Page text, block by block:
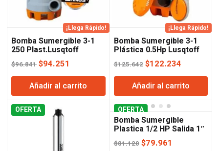
¡Llega Rápido!
Bomba Sumergible 3-1
250 Plast.Lusqtoff
$96.841 El
precio
original
era:
$96.841.
$94.251
precio
actual
es:
Añadir al carrito
¡Llega Rápido!
Bomba Sumergible 3-1
Plástica 0.5Hp Lusqtoff
$125.642 El
precio
original
era:
$125.642.
$122.234El
precio
actual
es:
Añadir al carrito
OFERTA OFERTA
Bomba Sumergible
Plastica 1/2 HP Salida 1″
Lusqtoff
$81.120 El
$79.961